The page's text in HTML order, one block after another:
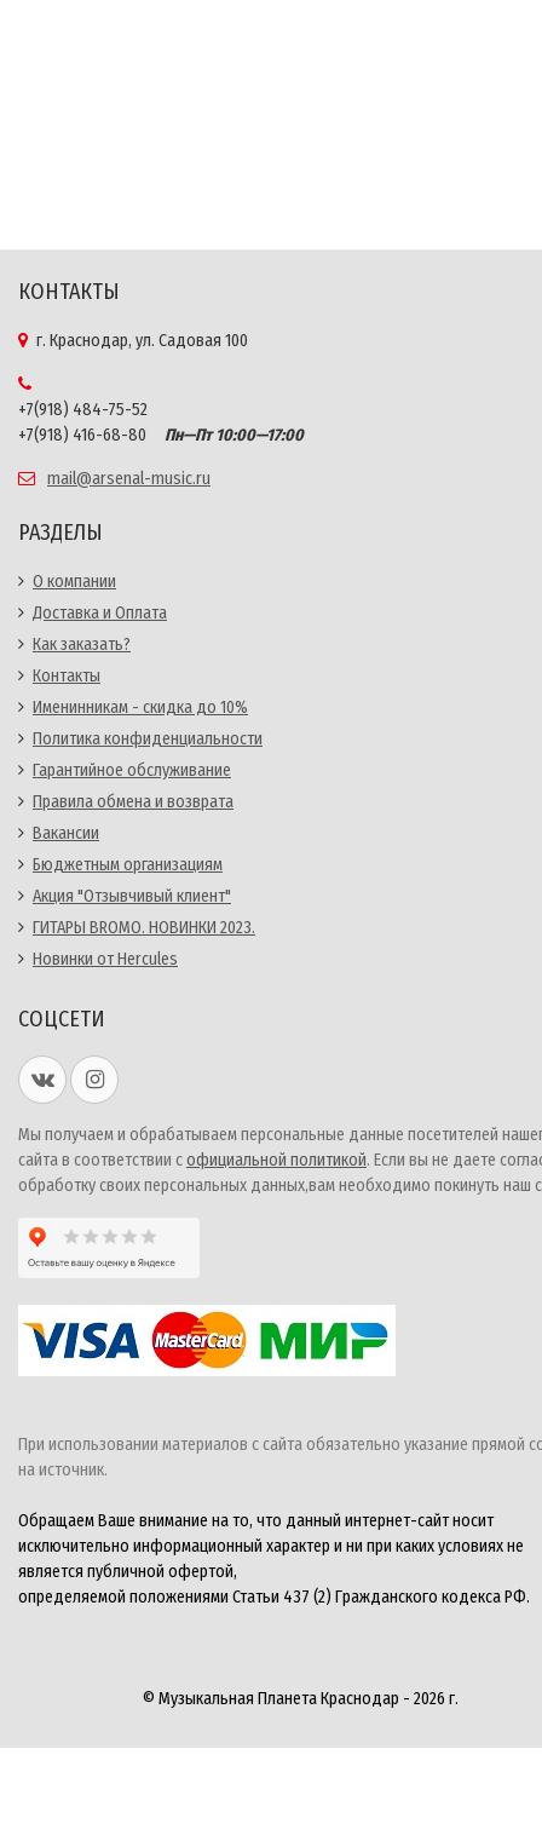
КОНТАКТЫ
г. Краснодар, ул. Садовая 100
+7(918) 484-75-52
+7(918) 416-68-80
Пн—Пт 10:00—17:00
mail@arsenal-music.ru
РАЗДЕЛЫ
О компании
Доставка и Оплата
Как заказать?
Контакты
Именинникам - скидка до 10%
Политика конфиденциальности
Гарантийное обслуживание
Правила обмена и возврата
Вакансии
Бюджетным организациям
Акция "Отзывчивый клиент"
ГИТАРЫ BROMO. НОВИНКИ 2023.
Новинки от Hercules
СОЦСЕТИ
Мы получаем и обрабатываем персональные данные посетителей
сайта в соответствии софициальной политикой. Если вы не даете
обработку своих персональных данных,вам необходимо покинуть наш
При использовании материалов с сайта обязательно указание прямой
на источник.
Обращаем Ваше внимание на то, что данный интернет-сайт носит
исключительно информационный характер и ни при каких условиях не
является публичной офертой,
определяемой положениями Статьи 437 (2) Гражданского кодекса РФ.
© Музыкальная Планета Краснодар - 2026 г.